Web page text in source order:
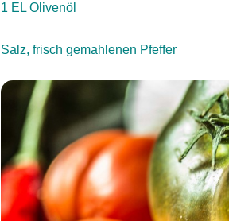
1 EL Olivenöl
Salz, frisch gemahlenen Pfeffer